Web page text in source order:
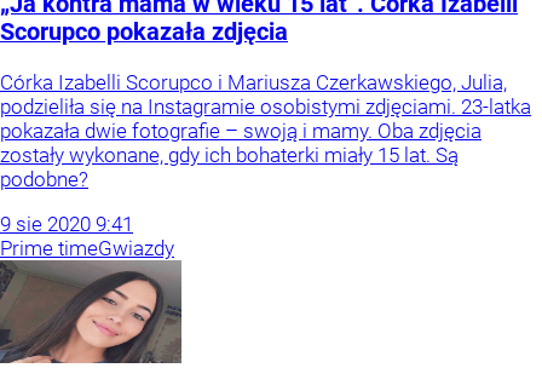
Scorupco pokazała zdjęcia
Córka Izabelli Scorupco i Mariusza Czerkawskiego, Julia,
podzieliła się na Instagramie osobistymi zdjęciami. 23-latka
pokazała dwie fotografie – swoją i mamy. Oba zdjęcia
zostały wykonane, gdy ich bohaterki miały 15 lat. Są
podobne?
9 sie 2020 9:41
Prime timeGwiazdy